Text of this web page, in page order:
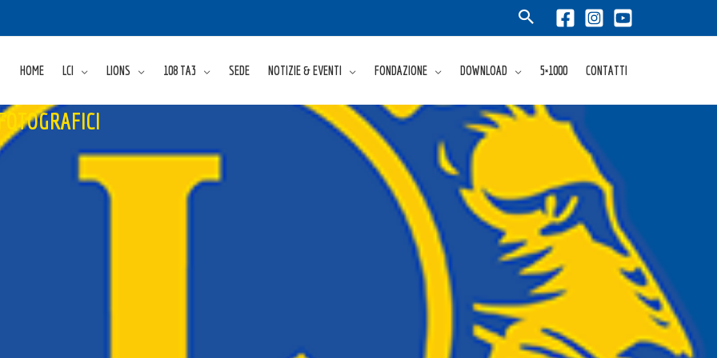
HOME LCI LIONS 108 TA3 SEDE NOTIZIE & EVENTI FONDAZIONE DOWNLOAD 5×1000 CONTATTI